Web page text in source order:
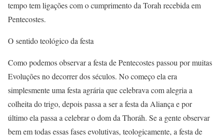
tempo tem ligações com o cumprimento da Torah recebida em
Pentecostes.
O sentido teológico da festa
Como podemos observar a festa de Pentecostes passou por muitas
Evoluções no decorrer dos séculos. No começo ela era
simplesmente uma festa agrária que celebrava com alegria a
colheita do trigo, depois passa a ser a festa da Aliança e por
último ela passa a celebrar o dom da Thoráh. Se a gente observar
bem em todas essas fases evolutivas, teologicamente, a festa de